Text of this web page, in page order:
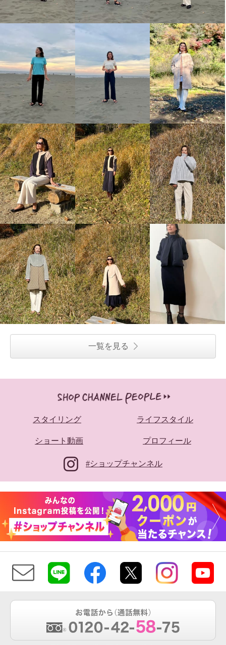
一覧を見る
スタイリング ライフスタイル
ショート動画 プロフィール
#ショップチャンネル